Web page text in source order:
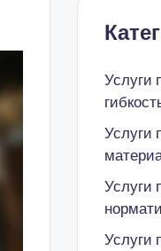
Услуги
Услуги
Услуги
Услуги